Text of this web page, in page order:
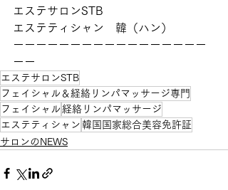
エステサロンSTB
エステティシャン　韓（ハン）
ーーーーーーーーーーーーーーーーー
ーー
エステサロンSTB
フェイシャル＆経絡リンパマッサージ専門
フェイシャル 経絡リンパマッサージ
エステティシャン 韓国国家総合美容免許証
サロンのNEWS